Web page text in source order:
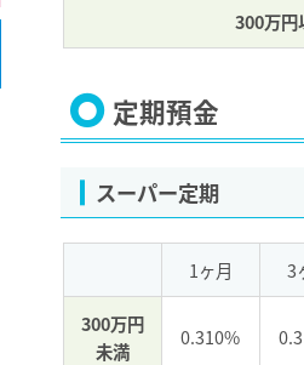
300万円
定期預金
スーパー定期
1ヶ月 3
300万円
未満
0.310%